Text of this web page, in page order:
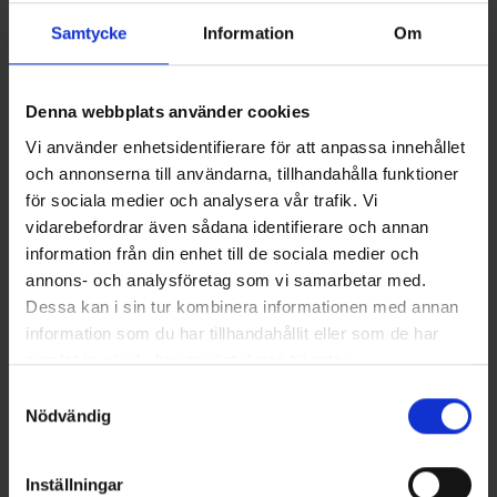
Samtycke Information Om
Denna webbplats använder cookies
Vi använder enhetsidentifierare för att anpassa innehållet
och annonserna till användarna, tillhandahålla funktioner
för sociala medier och analysera vår trafik. Vi
vidarebefordrar även sådana identifierare och annan
information från din enhet till de sociala medier och
annons- och analysföretag som vi samarbetar med.
Dessa kan i sin tur kombinera informationen med annan
information som du har tillhandahållit eller som de har
samlat in när du har använt deras tjänster.
Nödvändig
Inställningar
Pig Tail Junior 23 cm -
Spotted Bullhead (2-pack)
149 kr
Giant Pig Tail 40 cm - Green
Motoroil Pike UV
185 kr
Andra gillade även